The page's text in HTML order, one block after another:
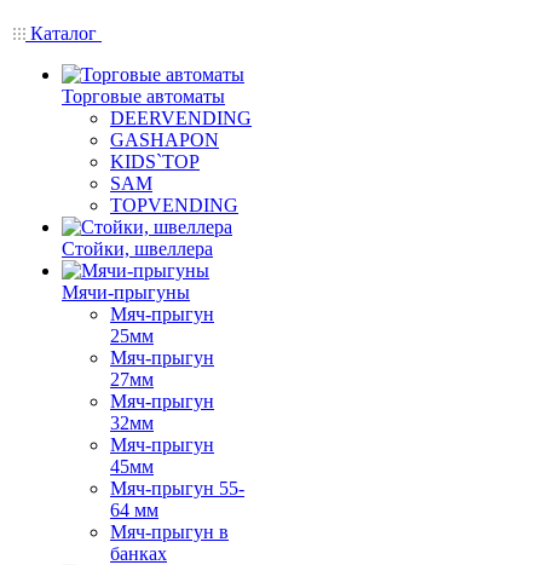
Каталог
Торговые автоматы
DEERVENDING
GASHAPON
KIDS`TOP
SAM
TOPVENDING
Стойки, швеллера
Мячи-прыгуны
Мяч-прыгун
25мм
Мяч-прыгун
27мм
Мяч-прыгун
32мм
Мяч-прыгун
45мм
Мяч-прыгун 55-
64 мм
Мяч-прыгун в
банках